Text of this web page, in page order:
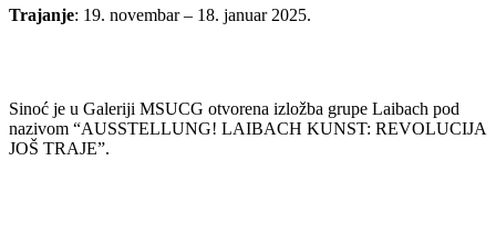
Trajanje: 19. novembar – 18. januar 2025.
Sinoć je u Galeriji MSUCG otvorena izložba grupe Laibach pod
nazivom “AUSSTELLUNG! LAIBACH KUNST: REVOLUCIJA
JOŠ TRAJE”.